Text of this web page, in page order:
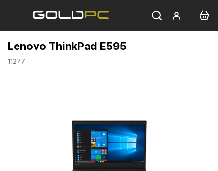
Lenovo ThinkPad E595
11277